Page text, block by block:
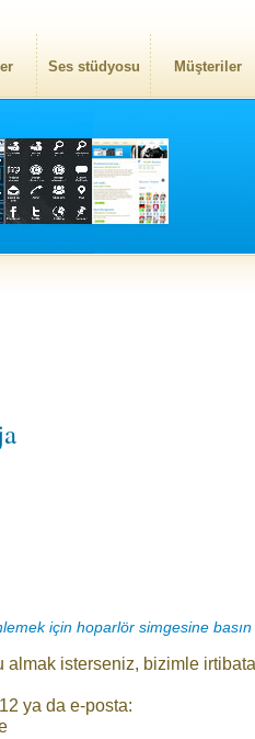
Ses stüdyosu Müşteriler
için hoparlör simgesine basın
almak isterseniz, bizimle irtibata
ya da e-posta: